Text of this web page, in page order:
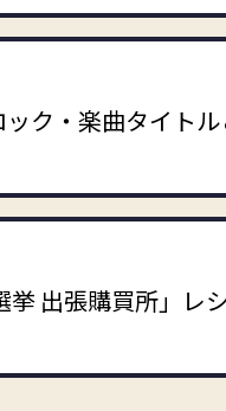
ク・楽曲タイト
出張購買所」レ